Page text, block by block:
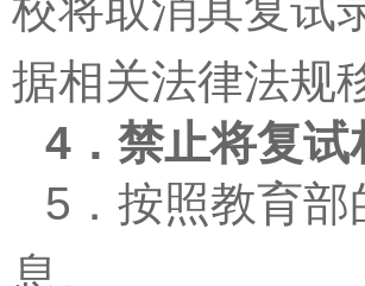
据相关法律法规
4 ．禁止将复
5 ．按照教育
息。